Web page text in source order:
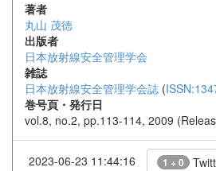
著者
丸山 茂徳
出版者
日本放射線安全管理学会
雑誌
日本放射線安全管理学会誌 (
巻号頁・発行日
vol.8, no.2, pp.113-114, 2009
2023-06-23 11:44:16 1 + 0